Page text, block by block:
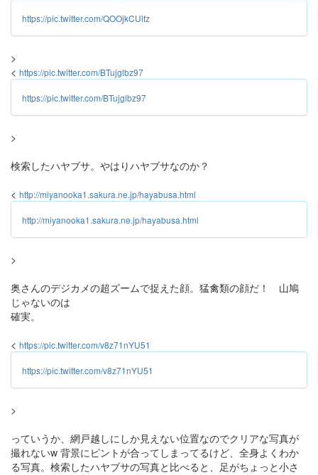
https://pic.twitter.com/QOOjkCUlfz
>
< https://pic.twitter.com/BTujglbz97
https://pic.twitter.com/BTujglbz97
>
検索したハヤブサ。やはりハヤブサなのか？
< http://miyanooka1.sakura.ne.jp/hayabusa.html
http://miyanooka1.sakura.ne.jp/hayabusa.html
>
奥さんのデジカメの超ズームで捉えた顔。猛禽類の顔だ！ 山鳩
じゃないのは
確実。
< https://pic.twitter.com/v8z71nYU51
https://pic.twitter.com/v8z71nYU51
>
っていうか、網戸越しにしか見えない位置なのでクリアな写真が
撮れないw 背景にピントが合ってしまってるけど、全身よくわか
る写真。検索したハヤブサの写真と比べると、足がちょっと小さ